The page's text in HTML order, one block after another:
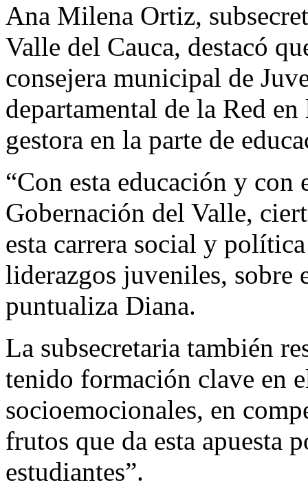
Ana Milena Ortiz,
Valle del Cauca, destacó
consejera municipal de
departamental de la Red
gestora en la parte de
“Con esta educación y con
Gobernación del Valle,
esta carrera social y
liderazgos juveniles,
puntualiza Diana.
La subsecretaria también
tenido formación clave en
socioemocionales, en
frutos que da esta apuesta
estudiantes”.